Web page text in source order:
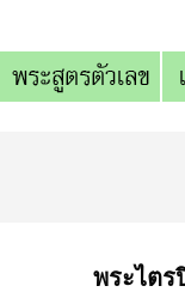
พระไต